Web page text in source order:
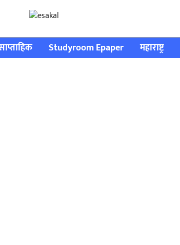
Studyroom Epaper महाराष्ट्र